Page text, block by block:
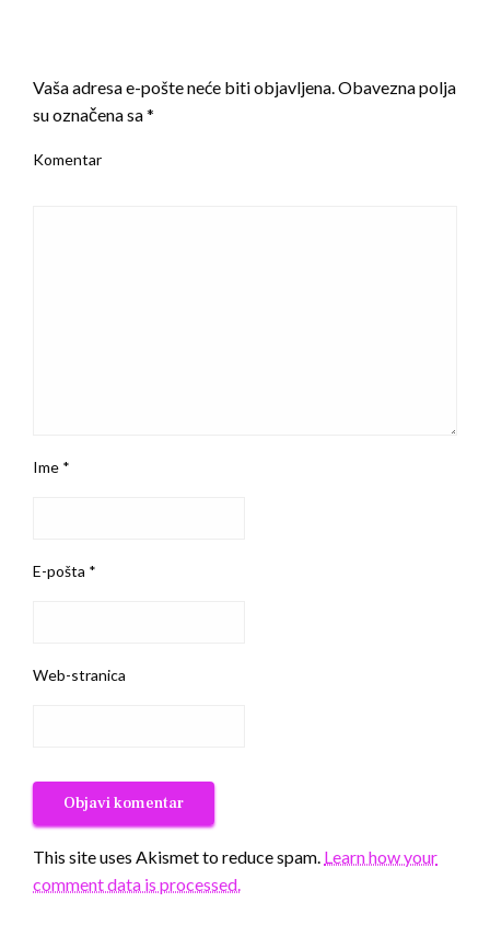
Vaša adresa e-pošte neće biti objavljena. Obavezna polja
su označena sa*
Komentar
Ime *
E-pošta *
Web-stranica
This site uses Akismet to reduce spam. Learn how your
comment data is processed.